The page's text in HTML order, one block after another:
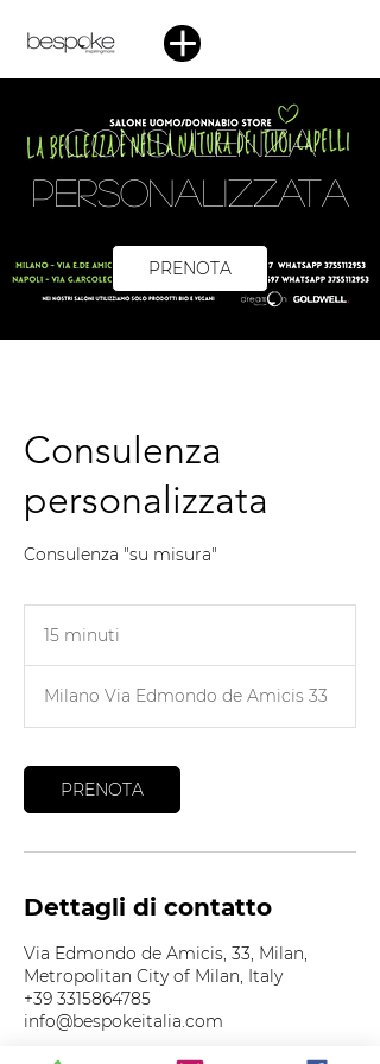
Consulenza
personalizzata
PRENOTA
Consulenza
personalizzata
Consulenza "su misura"
15 minuti
i
n
t
i
Milano Via Edmondo de Amicis 33
PRENOTA
Dettagli di contatto
Via Edmondo de Amicis, 33, Milan,
Metropolitan City of Milan, Italy
+39 3315864785
info@bespokeitalia.com